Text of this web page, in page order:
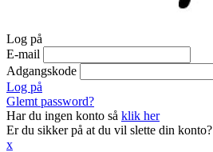
Log på
E-mail
Adgangskode
Log på
Glemt password?
Har du ingen konto så klik her
Er du sikker på at du vil slette din konto?
x